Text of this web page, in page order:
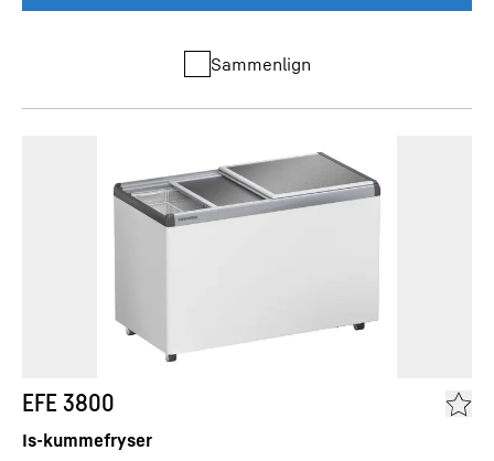
Sammenlign
EFE 3800
Is-kummefryser